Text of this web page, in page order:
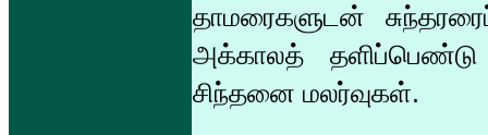
தாமரைகளுடன்
அக்காலத்
சிந்தனை மலர்வுகள்.